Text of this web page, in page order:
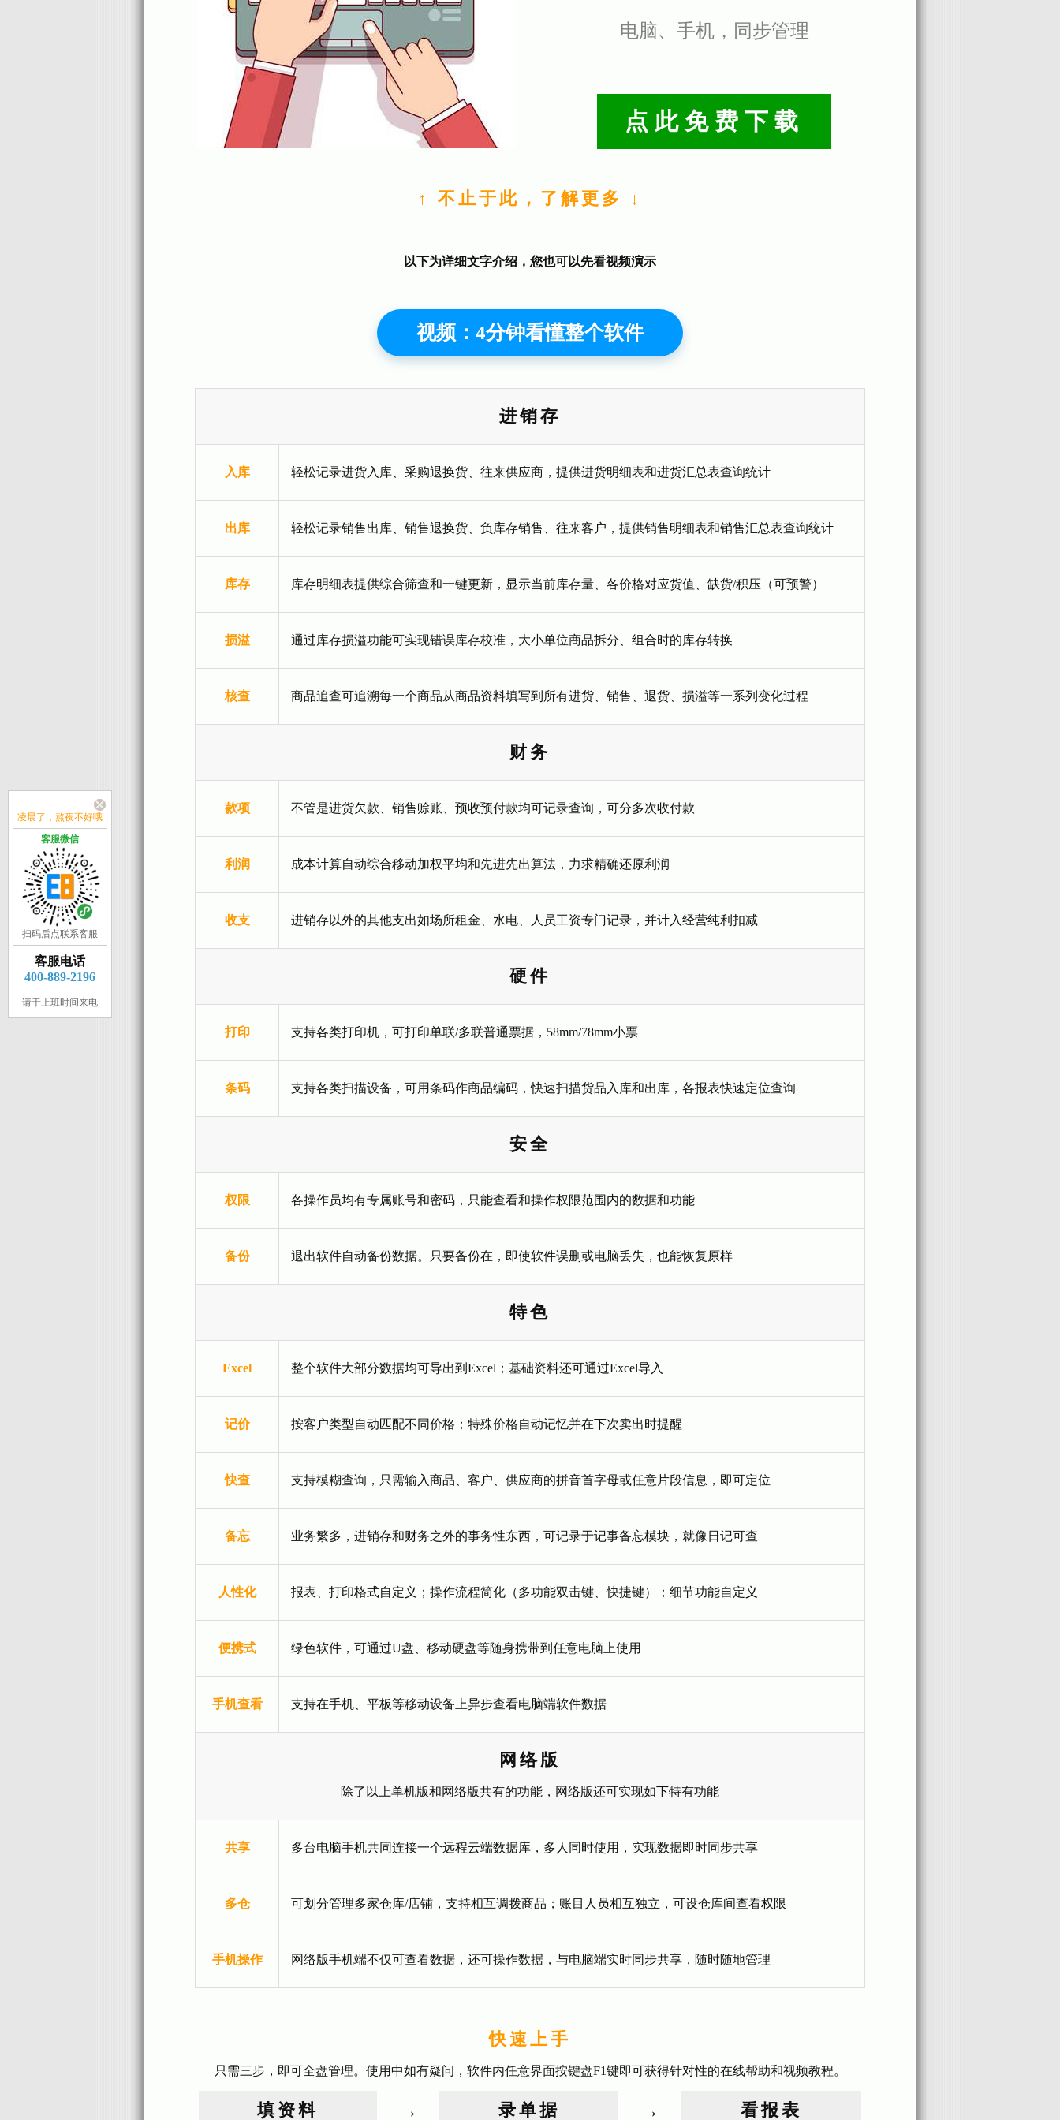
电脑、手机，同步管理
点此免费下载
↑ 不止于此，了解更多 ↓
以下为详细文字介绍，您也可以先看视频演示
视频：4分钟看懂整个软件
进销存
入库 轻松记录进货入库、采购退换货、往来供应商，提供进货明细表和进货汇总表查询统计
出库 轻松记录销售出库、销售退换货、负库存销售、往来客户，提供销售明细表和销售汇总表查询统计
库存 库存明细表提供综合筛查和一键更新，显示当前库存量、各价格对应货值、缺货/积压（可预警）
损溢 通过库存损溢功能可实现错误库存校准，大小单位商品拆分、组合时的库存转换
核查 商品追查可追溯每一个商品从商品资料填写到所有进货、销售、退货、损溢等一系列变化过程
财务
款项 不管是进货欠款、销售赊账、预收预付款均可记录查询，可分多次收付款
利润 成本计算自动综合移动加权平均和先进先出算法，力求精确还原利润
收支 进销存以外的其他支出如场所租金、水电、人员工资专门记录，并计入经营纯利扣减
硬件
打印 支持各类打印机，可打印单联/多联普通票据，58mm/78mm小票
条码 支持各类扫描设备，可用条码作商品编码，快速扫描货品入库和出库，各报表快速定位查询
安全
权限 各操作员均有专属账号和密码，只能查看和操作权限范围内的数据和功能
备份 退出软件自动备份数据。只要备份在，即使软件误删或电脑丢失，也能恢复原样
特色
Excel 整个软件大部分数据均可导出到Excel；基础资料还可通过Excel导入
记价 按客户类型自动匹配不同价格；特殊价格自动记忆并在下次卖出时提醒
快查 支持模糊查询，只需输入商品、客户、供应商的拼音首字母或任意片段信息，即可定位
备忘 业务繁多，进销存和财务之外的事务性东西，可记录于记事备忘模块，就像日记可查
人性化 报表、打印格式自定义；操作流程简化（多功能双击键、快捷键）；细节功能自定义
便携式 绿色软件，可通过U盘、移动硬盘等随身携带到任意电脑上使用
手机查看 支持在手机、平板等移动设备上异步查看电脑端软件数据
网络版
除了以上单机版和网络版共有的功能，网络版还可实现如下特有功能
共享 多台电脑手机共同连接一个远程云端数据库，多人同时使用，实现数据即时同步共享
多仓 可划分管理多家仓库/店铺，支持相互调拨商品；账目人员相互独立，可设仓库间查看权限
手机操作 网络版手机端不仅可查看数据，还可操作数据，与电脑端实时同步共享，随时随地管理
快速上手
只需三步，即可全盘管理。使用中如有疑问，软件内任意界面按键盘F1键即可获得针对性的在线帮助和视频教程。
填资料 → 录单据 → 看报表
凌晨了，熬夜不好哦
客服微信
扫码后点联系客服
客服电话
400-889-2196
请于上班时间来电